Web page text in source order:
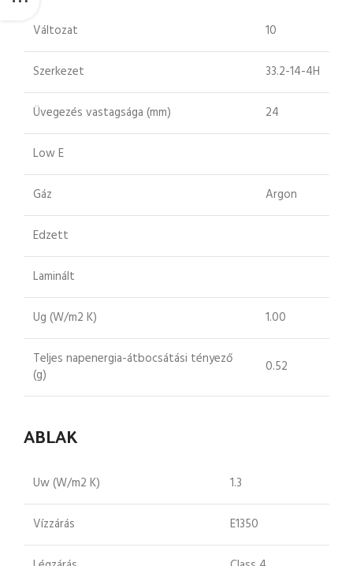
Változat 10
Szerkezet 33.2-14-4H
Üvegezés vastagsága (mm) 24
Low E
Gáz Argon
Edzett
Laminált
Ug (W/m2 K) 1.00
Teljes napenergia-átbocsátási tényező
(g)
0.52
ABLAK
Uw (W/m2 K) 1.3
Vízzárás E1350